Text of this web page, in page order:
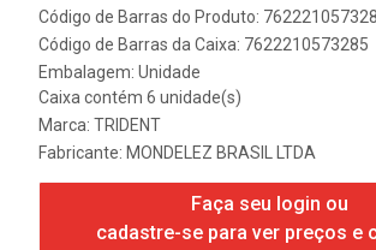
Código de Barras do Produto:
Código de Barras da Caixa: 7622210573285
Embalagem: Unidade
Caixa contém 6 unidade(s)
Marca: TRIDENT
Fabricante: MONDELEZ BRASIL LTDA
Faça seu login ou
cadastre-se para ver preços e